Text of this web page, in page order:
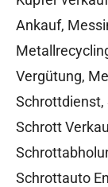
Ankauf,
Vergütung,
Schrottdienst,
Schrott
Schrottauto